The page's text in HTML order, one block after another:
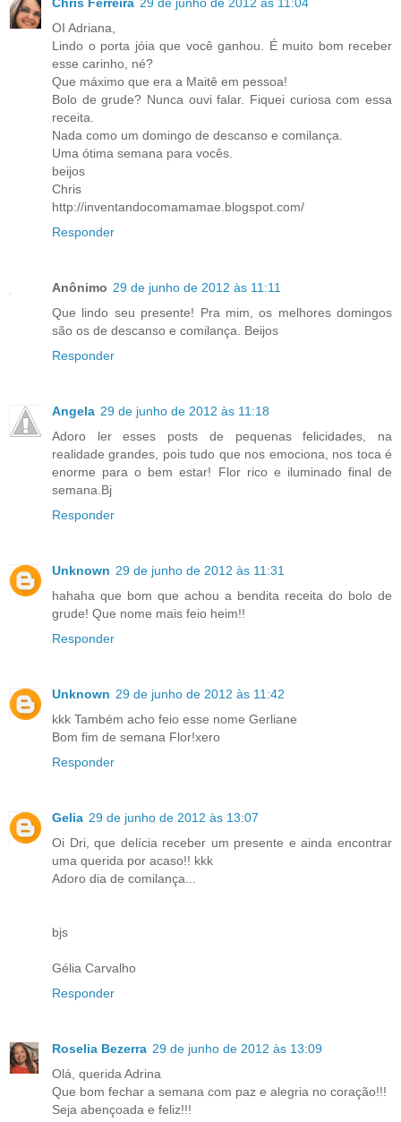
OI Adriana,
Lindo o porta jóia que você ganhou. É muito bom receber
esse carinho, né?
Que máximo que era a Maitê em pessoa!
Bolo de grude? Nunca ouvi falar. Fiquei curiosa com essa
receita.
Nada como um domingo de descanso e comilança.
Uma ótima semana para vocês.
beijos
Chris
http://inventandocomamamae.blogspot.com/
Responder
Anônimo 29 de junho de 2012 às 11:11
Que lindo seu presente! Pra mim, os melhores domingos
são os de descanso e comilança. Beijos
Responder
Angela 29 de junho de 2012 às 11:18
Adoro ler esses posts de pequenas felicidades, na
realidade grandes, pois tudo que nos emociona, nos toca é
enorme para o bem estar! Flor rico e iluminado final de
semana.Bj
Responder
Unknown 29 de junho de 2012 às 11:31
hahaha que bom que achou a bendita receita do bolo de
grude! Que nome mais feio heim!!
Responder
Unknown 29 de junho de 2012 às 11:42
kkk Também acho feio esse nome Gerliane
Bom fim de semana Flor!xero
Responder
Gelia 29 de junho de 2012 às 13:07
Oi Dri, que delícia receber um presente e ainda encontrar
uma querida por acaso!! kkk
Adoro dia de comilança...
bjs
Gélia Carvalho
Responder
Roselia Bezerra 29 de junho de 2012 às 13:09
Olá, querida Adrina
Que bom fechar a semana com paz e alegria no coração!!!
Seja abençoada e feliz!!!